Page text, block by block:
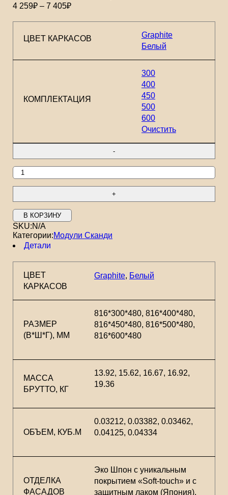
4 259₽ – 7 405₽
ЦВЕТ КАРКАСОВ
Graphite
Белый
КОМПЛЕКТАЦИЯ
300
400
450
500
600
Очистить
В КОРЗИНУ
SKU:N/A
Категории:Модули Сканди
Детали
ЦВЕТ
КАРКАСОВ
Graphite, Белый
РАЗМЕР
(В*Ш*Г), ММ
816*300*480, 816*400*480,
816*450*480, 816*500*480,
816*600*480
МАССА
БРУТТО, КГ
13.92, 15.62, 16.67, 16.92,
19.36
ОБЪЕМ, КУБ.М
0.03212, 0.03382, 0.03462,
0.04125, 0.04334
ОТДЕЛКА
ФАСАДОВ
Эко Шпон с уникальным
покрытием «Soft-touch» и с
защитным лаком (Япония).